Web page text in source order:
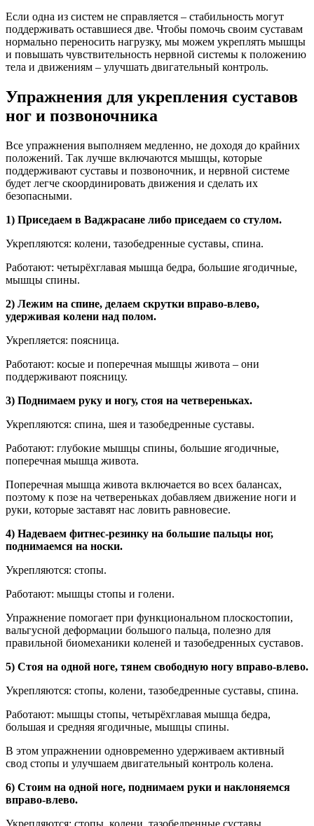
Если одна из систем не справляется – стабильность могут
поддерживать оставшиеся две. Чтобы помочь своим суставам
нормально переносить нагрузку, мы можем укреплять мышцы
и повышать чувствительность нервной системы к положению
тела и движениям – улучшать двигательный контроль.
Упражнения для укрепления суставов
ног и позвоночника
Все упражнения выполняем медленно, не доходя до крайних
положений. Так лучше включаются мышцы, которые
поддерживают суставы и позвоночник, и нервной системе
будет легче скоординировать движения и сделать их
безопасными.
1) Приседаем в Ваджрасане либо приседаем со стулом.
Укрепляются: колени, тазобедренные суставы, спина.
Работают: четырёхглавая мышца бедра, большие ягодичные,
мышцы спины.
2) Лежим на спине, делаем скрутки вправо-влево,
удерживая колени над полом.
Укрепляется: поясница.
Работают: косые и поперечная мышцы живота – они
поддерживают поясницу.
3) Поднимаем руку и ногу, стоя на четвереньках.
Укрепляются: спина, шея и тазобедренные суставы.
Работают: глубокие мышцы спины, большие ягодичные,
поперечная мышца живота.
Поперечная мышца живота включается во всех балансах,
поэтому к позе на четвереньках добавляем движение ноги и
руки, которые заставят нас ловить равновесие.
4) Надеваем фитнес-резинку на большие пальцы ног,
поднимаемся на носки.
Укрепляются: стопы.
Работают: мышцы стопы и голени.
Упражнение помогает при функциональном плоскостопии,
вальгусной деформации большого пальца, полезно для
правильной биомеханики коленей и тазобедренных суставов.
5) Стоя на одной ноге, тянем свободную ногу вправо-влево.
Укрепляются: стопы, колени, тазобедренные суставы, спина.
Работают: мышцы стопы, четырёхглавая мышца бедра,
большая и средняя ягодичные, мышцы спины.
В этом упражнении одновременно удерживаем активный
свод стопы и улучшаем двигательный контроль колена.
6) Стоим на одной ноге, поднимаем руки и наклоняемся
вправо-влево.